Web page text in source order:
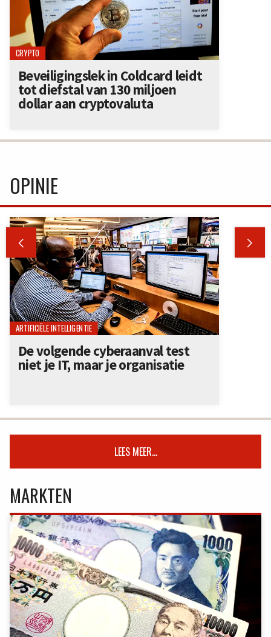
CRYPTO
Beveiligingslek in Coldcard leidt
tot diefstal van 130 miljoen
dollar aan cryptovaluta
OPINIE
 
ARTIFICIËLE INTELLIGENTIE
De volgende cyberaanval test
niet je IT, maar je organisatie
LEES MEER...
MARKTEN